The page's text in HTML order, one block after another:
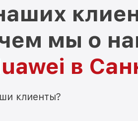
мы о
в
клиенты?